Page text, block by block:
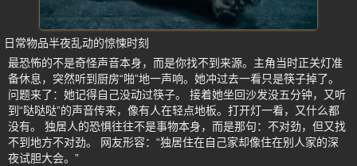
日常物品半夜乱动的惊悚时刻
最恐怖的不是奇怪声音本身，而是你找不到来源。主角当时正关灯准
备休息，突然听到厨房“啪”地一声响。她冲过去一看只是筷子掉了。
问题来了：她记得自己没动过筷子。 接着她坐回沙发没五分钟，又听
到“哒哒哒”的声音传来，像有人在轻点地板。打开灯一看，又什么都
没有。 独居人的恐惧往往不是事物本身，而是那句：不对劲，但又找
不到地方不对劲。 网友形容：“独居住在自己家却像住在别人家的深
夜试胆大会。”